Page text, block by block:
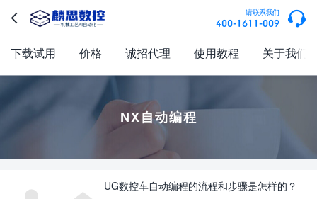
 请联系我们
400-1611-009 
下载试用 价格 诚招代理 使用教程 关于我们
NX自动编程
UG数控车自动编程的流程和步骤是怎样的？